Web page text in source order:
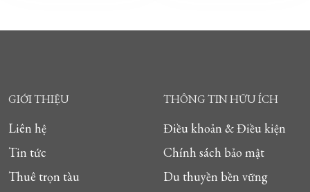
GIỚI THIỆU
Liên hệ
Tin tức
Thuê trọn tàu
THÔNG TIN HỮU ÍCH
Điều khoản & Điều kiện
Chính sách bảo mật
Du thuyền bền vững